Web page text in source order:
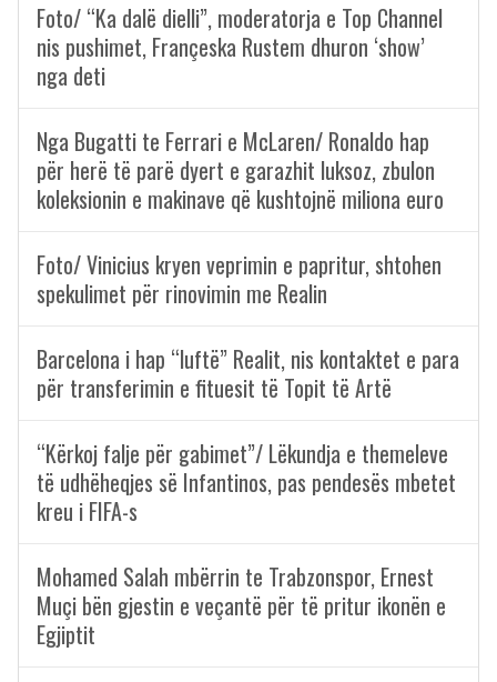
Foto/ “Ka dalë dielli”, moderatorja e Top Channel
nis pushimet, Françeska Rustem dhuron ‘show’
nga deti
Nga Bugatti te Ferrari e McLaren/ Ronaldo hap
për herë të parë dyert e garazhit luksoz, zbulon
koleksionin e makinave që kushtojnë miliona euro
Foto/ Vinicius kryen veprimin e papritur, shtohen
spekulimet për rinovimin me Realin
Barcelona i hap “luftë” Realit, nis kontaktet e para
për transferimin e fituesit të Topit të Artë
“Kërkoj falje për gabimet”/ Lëkundja e themeleve
të udhëheqjes së Infantinos, pas pendesës mbetet
kreu i FIFA-s
Mohamed Salah mbërrin te Trabzonspor, Ernest
Muçi bën gjestin e veçantë për të pritur ikonën e
Egjiptit